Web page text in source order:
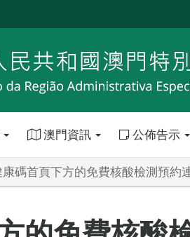
澳門資訊 公佈告示
碼首頁下方的免費核酸檢測預約